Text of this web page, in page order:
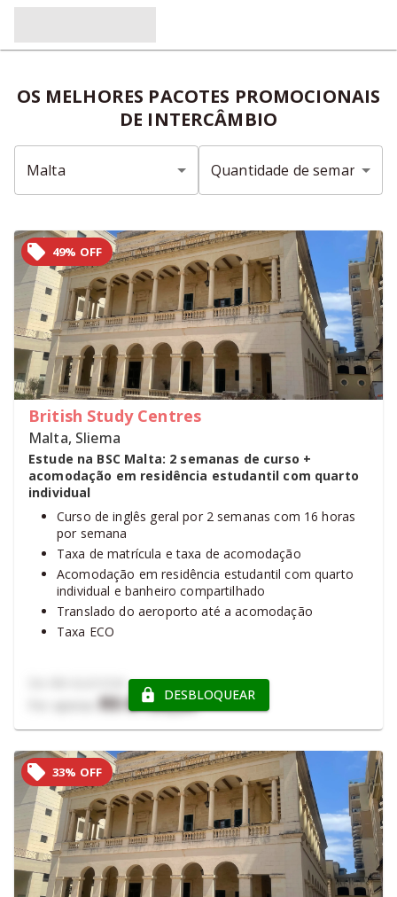
OS MELHORES PACOTES PROMOCIONAIS
DE INTERCÂMBIO
49% OFF
British Study Centres
Malta, Sliema
Estude na BSC Malta: 2 semanas de curso +
acomodação em residência estudantil com quarto
individual
Curso de inglês geral por 2 semanas com 16 horas
por semana
Taxa de matrícula e taxa de acomodação
Acomodação em residência estudantil com quarto
individual e banheiro compartilhado
Translado do aeroporto até a acomodação
Taxa ECO
R$ 6.124,24DESBLOQUEAR
33% OFF